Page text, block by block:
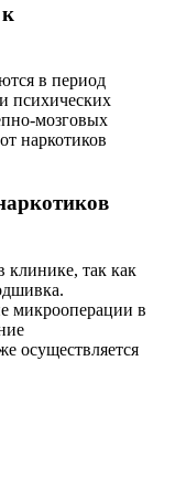
в период
психических
мозговых
наркотиков
клинике, так как
микрооперации в
осуществляется